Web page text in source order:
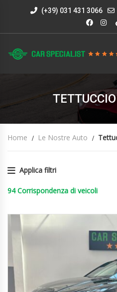
(+39) 031 431 3066
Home Le Nostre Auto
Applica filtri
94 Corrispondenza di veicoli